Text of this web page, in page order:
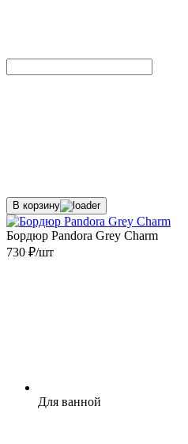
В корзину
Бордюр Pandora Grey Charm
730 ₽/шт
Для ванной